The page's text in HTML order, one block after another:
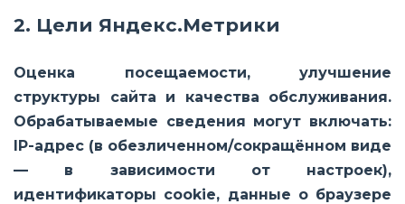
2. Цели Яндекс.Метрики
Оценка посещаемости, улучшение
структуры сайта и качества обслуживания.
Обрабатываемые сведения могут включать:
IP-адрес (в обезличенном/сокращённом виде
— в зависимости от настроек),
идентификаторы cookie, данные о браузере